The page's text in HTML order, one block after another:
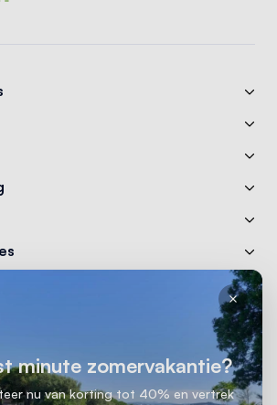
minute zomervakantie?
nu van korting tot 40% en vertrek